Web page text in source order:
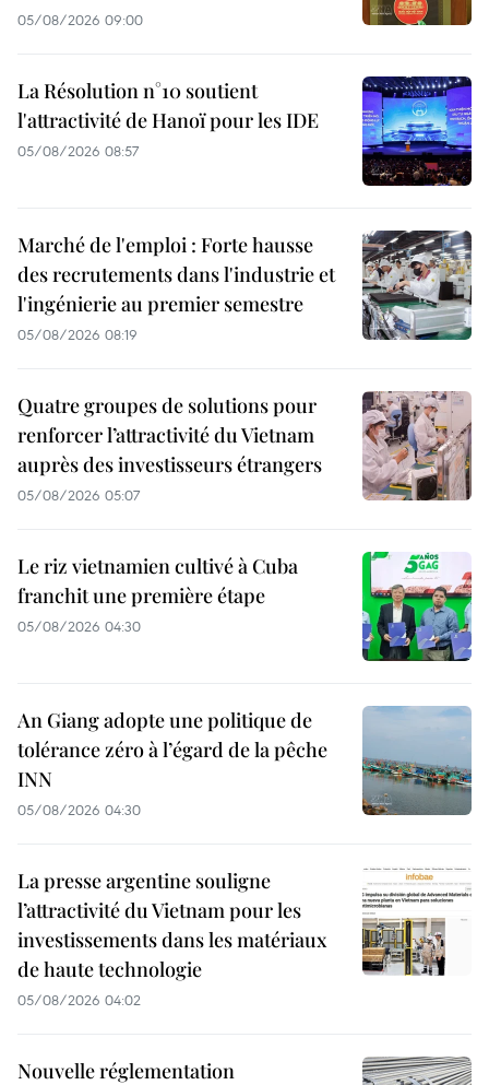
05/08/2026 09:00
La Résolution n°10 soutient
l'attractivité de Hanoï pour les IDE
05/08/2026 08:57
Marché de l'emploi : Forte hausse
des recrutements dans l'industrie et
l'ingénierie au premier semestre
05/08/2026 08:19
Quatre groupes de solutions pour
renforcer l’attractivité du Vietnam
auprès des investisseurs étrangers
05/08/2026 05:07
Le riz vietnamien cultivé à Cuba
franchit une première étape
05/08/2026 04:30
An Giang adopte une politique de
tolérance zéro à l’égard de la pêche
INN
05/08/2026 04:30
La presse argentine souligne
l’attractivité du Vietnam pour les
investissements dans les matériaux
de haute technologie
05/08/2026 04:02
Nouvelle réglementation